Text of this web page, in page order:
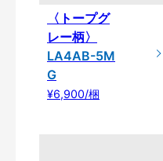
〈トープグ
レー柄〉
LA4AB-5M
G
¥6,900/梱